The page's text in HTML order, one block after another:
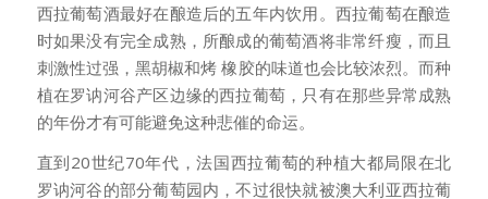
西拉葡萄酒最好在酿造后的五年内饮用。西拉葡萄在酿造
时如果没有完全成熟，所酿成的葡萄酒将非常纤瘦，而且
刺激性过强，黑胡椒和烤 橡胶的味道也会比较浓烈。而种
植在罗讷河谷产区边缘的西拉葡萄，只有在那些异常成熟
的年份才有可能避免这种悲催的命运。
直到20世纪70年代，法国西拉葡萄的种植大都局限在北
罗讷河谷的部分葡萄园内，不过很快就被澳大利亚西拉葡